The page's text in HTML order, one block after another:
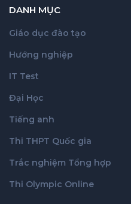
DANH MỤC
Giáo dục đào tạo
Hướng nghiệp
IT Test
Đại Học
Tiếng anh
Thi THPT Quốc gia
Trắc nghiệm Tổng hợp
Thi Olympic Online